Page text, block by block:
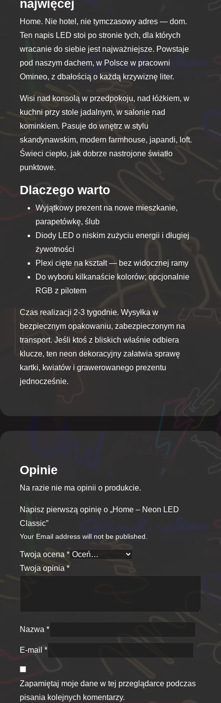
najwięcej
Home. Nie hotel, nie tymczasowy adres — dom.
Ten napis LED stoi po stronie tych, dla których
wracanie do siebie jest najważniejsze. Powstaje
pod naszym dachem, w Polsce w pracowni
Omineo, z dbałością o każdą krzywiznę liter.
Wisi nad konsolą w przedpokoju, nad łóżkiem, w
kuchni przy stole jadalnym, w salonie nad
kominkiem. Pasuje do wnętrz w stylu
skandynawskim, modern farmhouse, japandi, loft.
Świeci ciepło, jak dobrze nastrojone światło
punktowe.
Dlaczego warto
Wyjątkowy prezent na nowe mieszkanie,
parapetówkę, ślub
Diody LED o niskim zużyciu energii i długiej
żywotności
Plexi cięte na kształt — bez widocznej ramy
Do wyboru kilkanaście kolorów; opcjonalnie
RGB z pilotem
Czas realizacji 2-3 tygodnie. Wysyłka w
bezpiecznym opakowaniu, zabezpieczonym na
transport. Jeśli ktoś z bliskich właśnie odbiera
klucze, ten neon dekoracyjny załatwia sprawę
kartki, kwiatów i grawerowanego prezentu
jednocześnie.
Opinie
Na razie nie ma opinii o produkcie.
Napisz pierwszą opinię o „Home – Neon LED
Classic”
Your Email address will not be published.
Twoja ocena *
Twoja opinia *
Nazwa *
E-mail *
Zapamiętaj moje dane w tej przeglądarce podczas
pisania kolejnych komentarzy.